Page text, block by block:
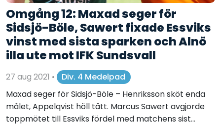
Omgång 12: Maxad seger för
Sidsjö-Böle, Sawert fixade Essviks
vinst med sista sparken och Alnö
illa ute mot IFK Sundsvall
27 aug 2021 •
Div. 4 Medelpad
Maxad seger för Sidsjö-Böle – Henriksson sköt enda
målet, Appelqvist höll tätt. Marcus Sawert avgjorde
toppmötet till Essviks fördel med matchens sist...